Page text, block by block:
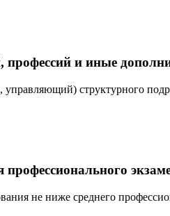
и иные
управляющий) структурного
не ниже среднего